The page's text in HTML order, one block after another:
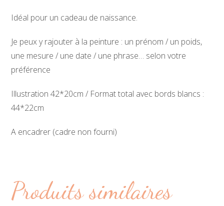
Idéal pour un cadeau de naissance.
Je peux y rajouter à la peinture : un prénom / un poids,
une mesure / une date / une phrase… selon votre
préférence
Illustration 42*20cm / Format total avec bords blancs :
44*22cm
A encadrer (cadre non fourni)
Produits similaires